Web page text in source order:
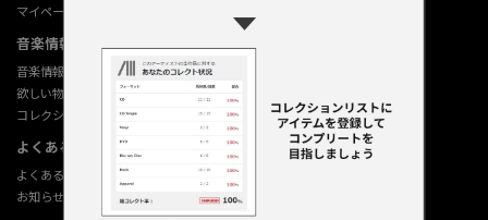
マイページ
音楽情報データベース
音楽情報データベース
欲しい物リストの使い方
コレクション機能の使い方
よくあるご質問 (Q&A)
よくあるご質問 (Q&A)
お知らせ